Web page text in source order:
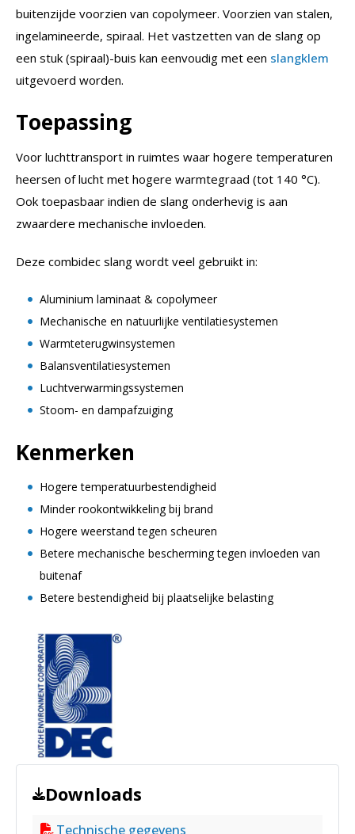
buitenzijde voorzien van copolymeer. Voorzien van stalen,
ingelamineerde, spiraal. Het vastzetten van de slang op
een stuk (spiraal)-buis kan eenvoudig met een slangklem
uitgevoerd worden.
Toepassing
Voor luchttransport in ruimtes waar hogere temperaturen
heersen of lucht met hogere warmtegraad (tot 140 °C).
Ook toepasbaar indien de slang onderhevig is aan
zwaardere mechanische invloeden.
Deze combidec slang wordt veel gebruikt in:
Aluminium laminaat & copolymeer
Mechanische en natuurlijke ventilatiesystemen
Warmteterugwinsystemen
Balansventilatiesystemen
Luchtverwarmingssystemen
Stoom- en dampafzuiging
Kenmerken
Hogere temperatuurbestendigheid
Minder rookontwikkeling bij brand
Hogere weerstand tegen scheuren
Betere mechanische bescherming tegen invloeden van
buitenaf
Betere bestendigheid bij plaatselijke belasting
Downloads
Technische gegevens